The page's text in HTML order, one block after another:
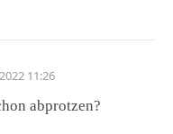
11:26
abprotzen?